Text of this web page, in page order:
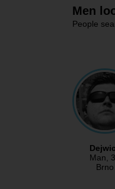
Men
People
Man,
Brno